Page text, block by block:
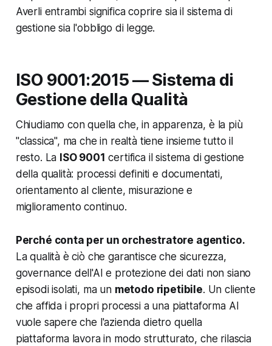
Averli entrambi significa coprire sia il sistema di
gestione sia l'obbligo di legge.
ISO 9001:2015 — Sistema di
Gestione della Qualità
Chiudiamo con quella che, in apparenza, è la più
"classica", ma che in realtà tiene insieme tutto il
resto. La ISO 9001 certifica il sistema di gestione
della qualità: processi definiti e documentati,
orientamento al cliente, misurazione e
miglioramento continuo.
Perché conta per un orchestratore agentico.
La qualità è ciò che garantisce che sicurezza,
governance dell'AI e protezione dei dati non siano
episodi isolati, ma un metodo ripetibile. Un cliente
che affida i propri processi a una piattaforma AI
vuole sapere che l'azienda dietro quella
piattaforma lavora in modo strutturato, che rilascia